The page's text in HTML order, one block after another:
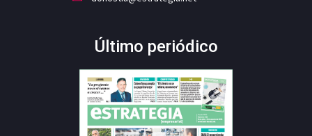
Último periódico